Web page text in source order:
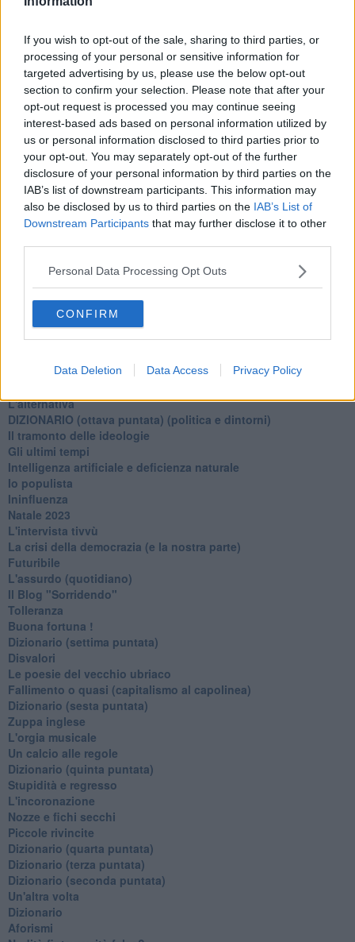
If you wish to opt-out of the sale, sharing to third parties, or
processing of your personal or sensitive information for
targeted advertising by us, please use the below opt-out
section to confirm your selection. Please note that after your
opt-out request is processed you may continue seeing
interest-based ads based on personal information utilized by
us or personal information disclosed to third parties prior to
your opt-out. You may separately opt-out of the further
disclosure of your personal information by third parties on the
IAB’s list of downstream participants. This information may
also be disclosed by us to third parties on the IAB’s List of
Downstream Participants that may further disclose it to other
Personal Data Processing Opt Outs
CONFIRM
Data Deletion Data Access Privacy Policy
Fine anno al ristorante
Natale 2024
Re e regnanti
A noi interessa il dito non la luna
Come rubare allo stato e vivere felici
Una performance
Il compagno
​Io (allo specchio)
Tramonto
Passato, presente, futuro
La virtù del non fare
Il giorno dei saldi
L'ultimo post
Leggendo l'Eneide
​(In)sicurezza stradale
Un calcio alla finzione
Solitudine
Mercanti nel tempio
Il disprezzo del mondo
Beneficenza
Verso l'immortalità
L'alternativa
​DIZIONARIO (ottava puntata) (politica e dintorni)
Il tramonto delle ideologie
Gli ultimi tempi
Intelligenza artificiale e deficienza naturale
Io populista
Ininfluenza
Natale 2023
L'intervista tivvù
La crisi della democrazia (e la nostra parte)
Futuribile
L'assurdo (quotidiano)
Il Blog "Sorridendo"
Tolleranza
Buona fortuna !
​Dizionario (settima puntata)
Disvalori
Le poesie del vecchio ubriaco
Fallimento o quasi (capitalismo al capolinea)
Dizionario (sesta puntata)
Zuppa inglese
L'orgia musicale
Un calcio alle regole
Dizionario (quinta puntata)
Stupidità e regresso
L'incoronazione
Nozze e fichi secchi
Piccole rivincite
​Dizionario (quarta puntata)
​Dizionario (terza puntata)
​Dizionario (seconda puntata)
Un'altra volta
Dizionario
Aforismi